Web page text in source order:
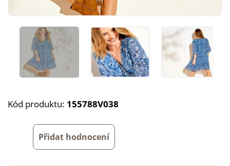
Kód produktu: 155788V038
Přidat hodnocení